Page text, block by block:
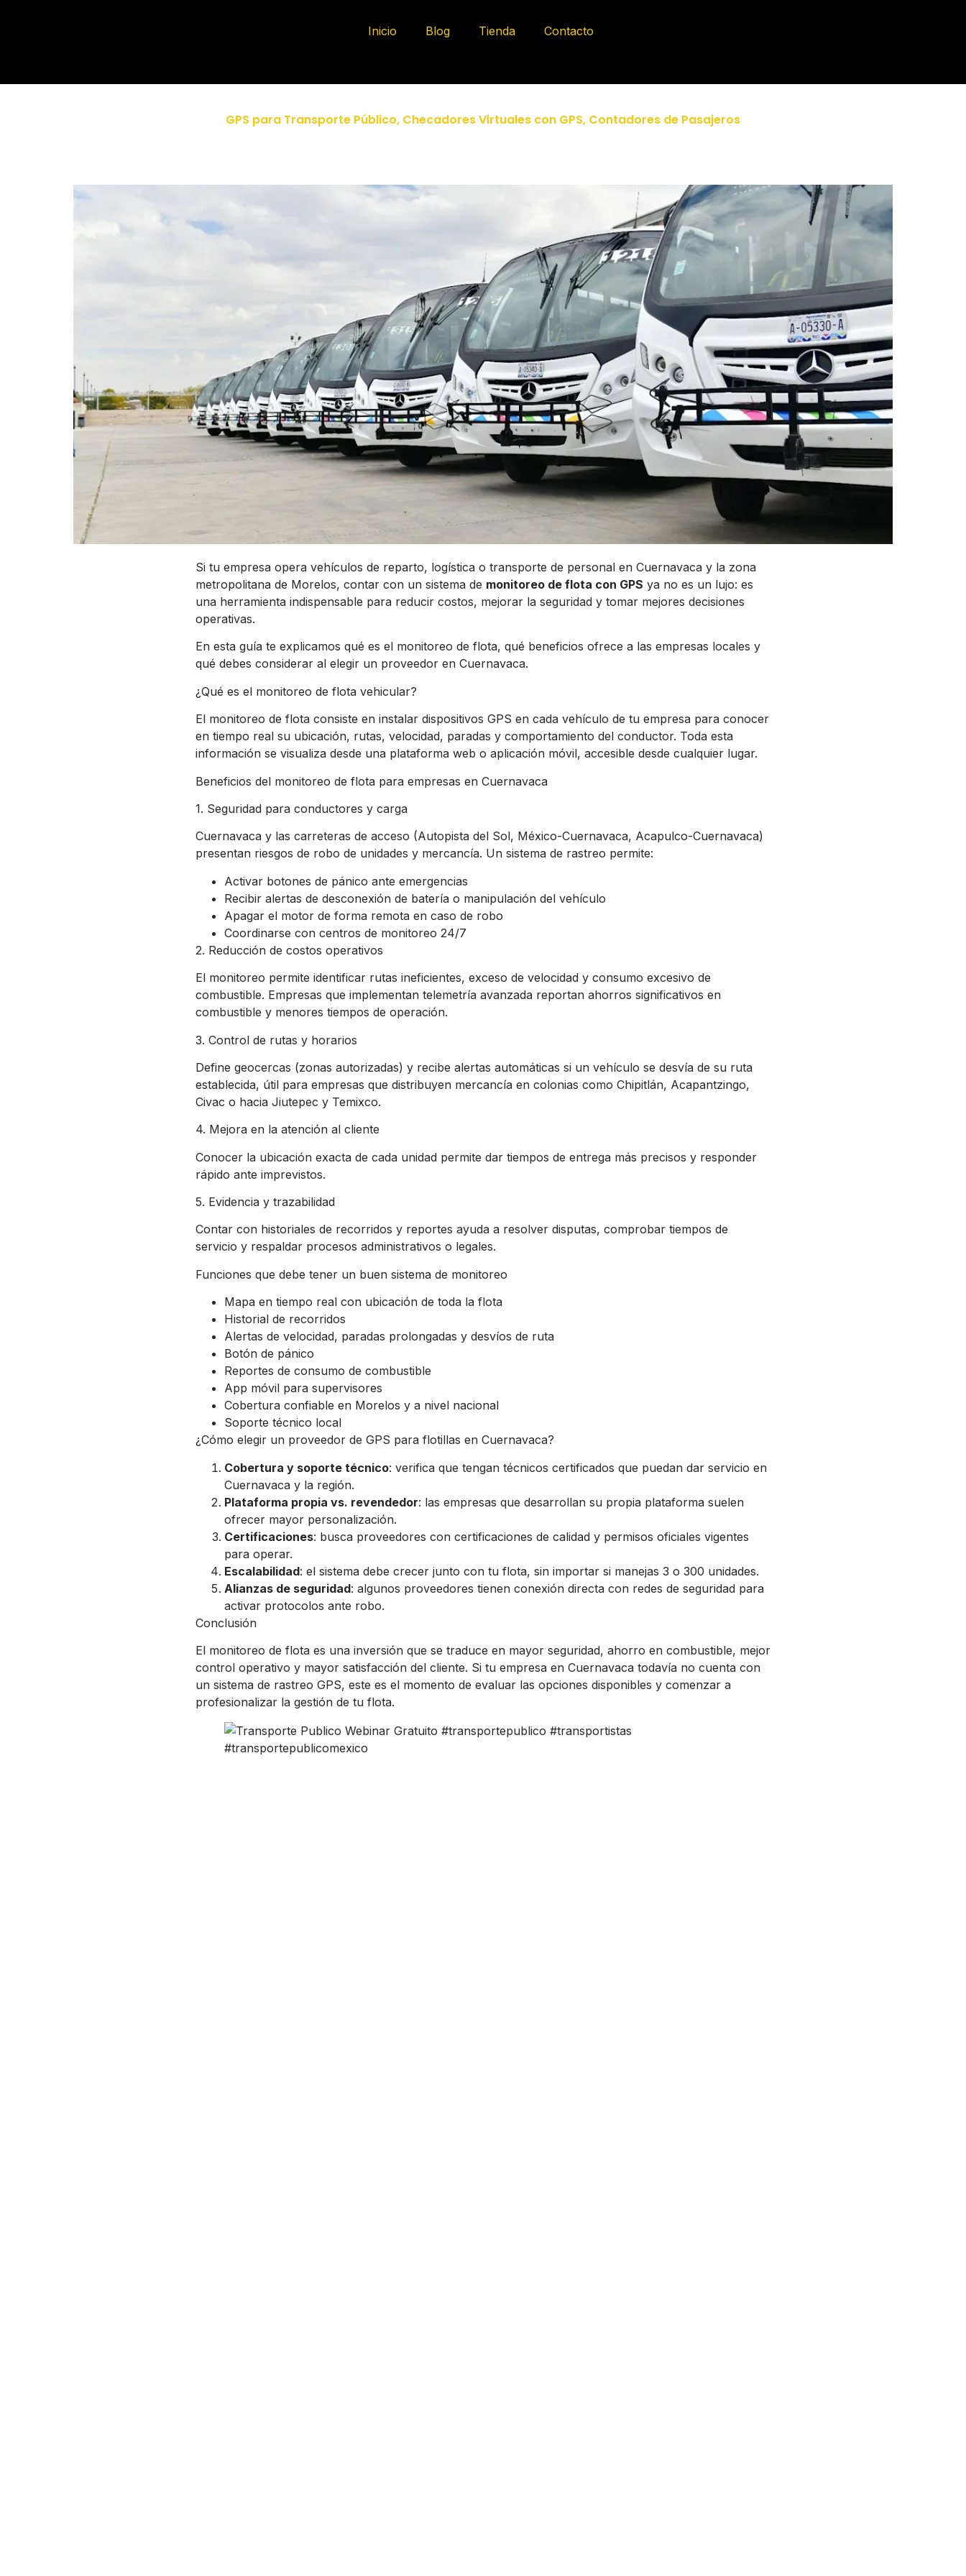
Inicio Blog Tienda Contacto
GPS para Transporte Público, Checadores Virtuales con GPS, Contadores de Pasajeros
Si tu empresa opera vehículos de reparto, logística o transporte de personal en Cuernavaca y la zona
metropolitana de Morelos, contar con un sistema de monitoreo de flota con GPS ya no es un lujo: es
una herramienta indispensable para reducir costos, mejorar la seguridad y tomar mejores decisiones
operativas.
En esta guía te explicamos qué es el monitoreo de flota, qué beneficios ofrece a las empresas locales y
qué debes considerar al elegir un proveedor en Cuernavaca.
¿Qué es el monitoreo de flota vehicular?
El monitoreo de flota consiste en instalar dispositivos GPS en cada vehículo de tu empresa para conocer
en tiempo real su ubicación, rutas, velocidad, paradas y comportamiento del conductor. Toda esta
información se visualiza desde una plataforma web o aplicación móvil, accesible desde cualquier lugar.
Beneficios del monitoreo de flota para empresas en Cuernavaca
1. Seguridad para conductores y carga
Cuernavaca y las carreteras de acceso (Autopista del Sol, México-Cuernavaca, Acapulco-Cuernavaca)
presentan riesgos de robo de unidades y mercancía. Un sistema de rastreo permite:
Activar botones de pánico ante emergencias
Recibir alertas de desconexión de batería o manipulación del vehículo
Apagar el motor de forma remota en caso de robo
Coordinarse con centros de monitoreo 24/7
2. Reducción de costos operativos
El monitoreo permite identificar rutas ineficientes, exceso de velocidad y consumo excesivo de
combustible. Empresas que implementan telemetría avanzada reportan ahorros significativos en
combustible y menores tiempos de operación.
3. Control de rutas y horarios
Define geocercas (zonas autorizadas) y recibe alertas automáticas si un vehículo se desvía de su ruta
establecida, útil para empresas que distribuyen mercancía en colonias como Chipitlán, Acapantzingo,
Civac o hacia Jiutepec y Temixco.
4. Mejora en la atención al cliente
Conocer la ubicación exacta de cada unidad permite dar tiempos de entrega más precisos y responder
rápido ante imprevistos.
5. Evidencia y trazabilidad
Contar con historiales de recorridos y reportes ayuda a resolver disputas, comprobar tiempos de
servicio y respaldar procesos administrativos o legales.
Funciones que debe tener un buen sistema de monitoreo
Mapa en tiempo real con ubicación de toda la flota
Historial de recorridos
Alertas de velocidad, paradas prolongadas y desvíos de ruta
Botón de pánico
Reportes de consumo de combustible
App móvil para supervisores
Cobertura confiable en Morelos y a nivel nacional
Soporte técnico local
¿Cómo elegir un proveedor de GPS para flotillas en Cuernavaca?
Cobertura y soporte técnico: verifica que tengan técnicos certificados que puedan dar servicio en
Cuernavaca y la región.
Plataforma propia vs. revendedor: las empresas que desarrollan su propia plataforma suelen
ofrecer mayor personalización.
Certificaciones: busca proveedores con certificaciones de calidad y permisos oficiales vigentes
para operar.
Escalabilidad: el sistema debe crecer junto con tu flota, sin importar si manejas 3 o 300 unidades.
Alianzas de seguridad: algunos proveedores tienen conexión directa con redes de seguridad para
activar protocolos ante robo.
Conclusión
El monitoreo de flota es una inversión que se traduce en mayor seguridad, ahorro en combustible, mejor
control operativo y mayor satisfacción del cliente. Si tu empresa en Cuernavaca todavía no cuenta con
un sistema de rastreo GPS, este es el momento de evaluar las opciones disponibles y comenzar a
profesionalizar la gestión de tu flota.